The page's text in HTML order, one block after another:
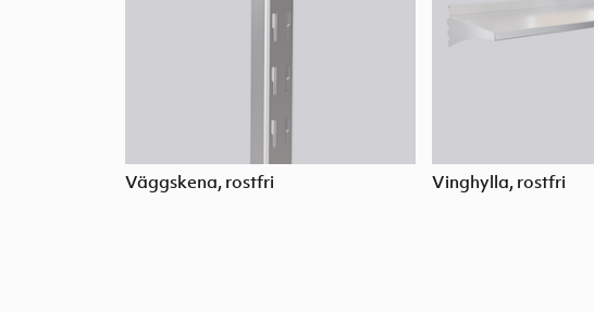
Väggskena, rostfri Vinghylla, rostfri